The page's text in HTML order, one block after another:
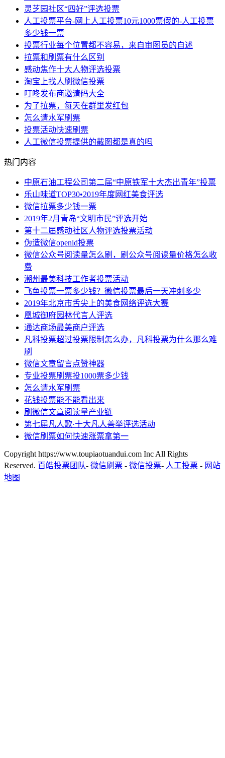
灵芝园社区“四好”评选投票
人工投票平台-网上人工投票10元1000票假的-人工投票
多少钱一票
投票行业每个位置都不容易，来自审图员的自述
拉票和刷票有什么区别
感动焦作十大人物评选投票
淘宝上找人刷微信投票
叮咚发布商邀请码大全
为了拉票，每天在群里发红包
怎么请水军刷票
投票活动快速刷票
人工微信投票提供的截图都是真的吗
热门内容
中原石油工程公司第二届“中原铁军十大杰出青年”投票
乐山味道TOP30•2019年度网红美食评选
微信拉票多少钱一票
2019年2月青岛“文明市民”评选开始
第十二届感动社区人物评选投票活动
伪造微信openid投票
微信公众号阅读量怎么刷，刷公众号阅读量价格怎么收
费
潮州最美科技工作者投票活动
飞鱼投票一票多少钱？微信投票最后一天冲刺多少
2019年北京市舌尖上的美食网络评选大赛
凰城御府园林代言人评选
通达商场最美商户评选
凡科投票超过投票限制怎么办，凡科投票为什么那么难
刷
微信文章留言点赞神器
专业投票刷票投1000票多少钱
怎么请水军刷票
花钱投票能不能看出来
刷微信文章阅读量产业链
第七届凡人歌·十大凡人善举评选活动
微信刷票如何快速涨票拿第一
Copyright https://www.toupiaotuandui.com Inc All Rights
Reserved. 百皓投票团队- 微信刷票 - 微信投票- 人工投票 - 网站
地图